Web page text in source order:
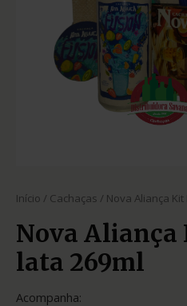
Início / Cachaças / Nova Aliança
Nova Aliança
lata 269ml
Acompanha: